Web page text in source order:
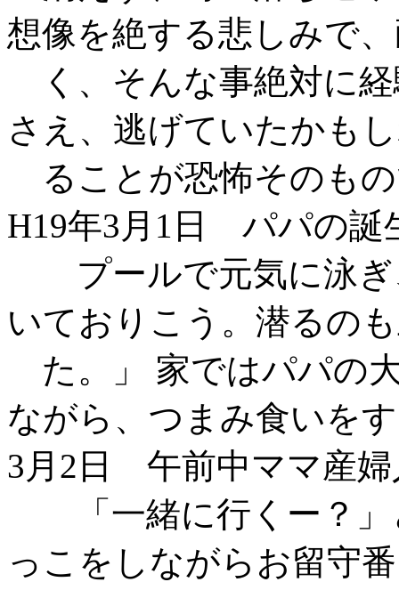
想像を絶する悲しみで
く、そんな事絶対に
さえ、逃げていたかも
ることが恐怖そのも
H19年3月1日 パパの誕
プールで元気に泳ぎ
いておりこう。潜るの
た。」 家ではパパの
ながら、つまみ食いを
3月2日 午前中ママ産婦
「一緒に行くー？」
っこをしながらお留守